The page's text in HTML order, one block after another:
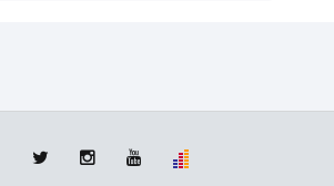
ครงการอันเนื่องมาจากพระราชดำริเชิง
ร One Plan โดยปี 2569 มีการจัด